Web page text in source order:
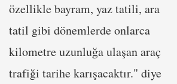
özellikle bayram, yaz tatili, ara
tatil gibi dönemlerde onlarca
kilometre uzunluğa ulaşan araç
trafiği tarihe karışacaktır." diye